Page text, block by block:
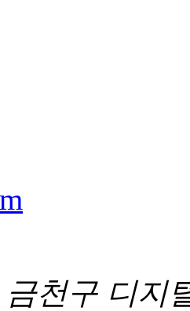
천구 디지